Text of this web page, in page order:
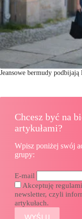
Jeansowe bermudy
Chcesz być na
artykułami?
Wpisz poniżej swój
grupy:
E-mail
Akceptuję
newsletter, czyli
artykułach.